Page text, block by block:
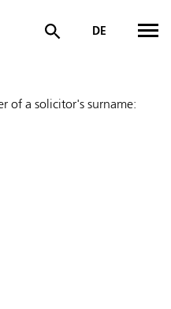
DE
of a solicitor's surname: